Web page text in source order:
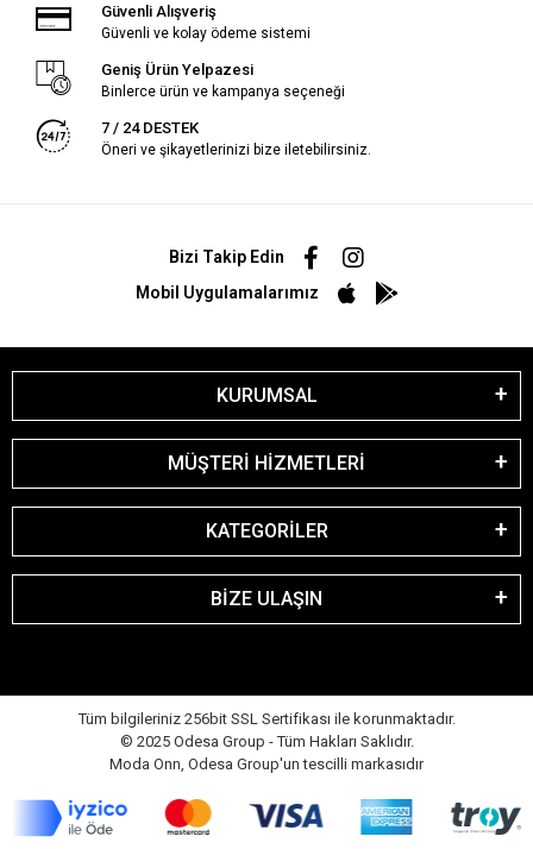
Güvenli Alışveriş
Güvenli ve kolay ödeme sistemi
Geniş Ürün Yelpazesi
Binlerce ürün ve kampanya seçeneği
7 / 24 DESTEK
Öneri ve şikayetlerinizi bize iletebilirsiniz.
Bizi Takip Edin
Mobil Uygulamalarımız
KURUMSAL
MÜŞTERİ HİZMETLERİ
KATEGORİLER
BİZE ULAŞIN
Tüm bilgileriniz 256bit SSL Sertifikası ile korunmaktadır.
© 2025 Odesa Group - Tüm Hakları Saklıdır.
Moda Onn, Odesa Group'un tescilli markasıdır